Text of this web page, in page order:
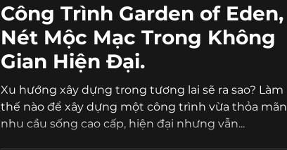
Công Trình Garden of Eden,
Nét Mộc Mạc Trong Không
Gian Hiện Đại.
Xu hướng xây dựng trong tương lai sẽ ra sao? Làm
thế nào để xây dựng một công trình vừa thỏa mãn
nhu cầu sống cao cấp, hiện đại nhưng vẫn...